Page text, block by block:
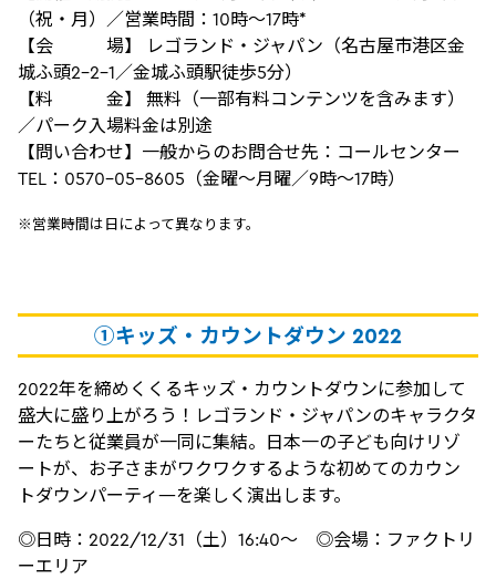
（祝・月）／営業時間：10時～17時*
【会 場】 レゴランド・ジャパン（名古屋市港区金
城ふ頭2-2-1／金城ふ頭駅徒歩5分）
【料 金】 無料（一部有料コンテンツを含みます）
／パーク入場料金は別途
【問い合わせ】一般からのお問合せ先：コールセンター
TEL：0570-05-8605（金曜～月曜／9時～17時）
※営業時間は日によって異なります。
①キッズ・カウントダウン 2022
2022年を締めくくるキッズ・カウントダウンに参加して
盛大に盛り上がろう！レゴランド・ジャパンのキャラクタ
ーたちと従業員が一同に集結。日本一の子ども向けリゾ
ートが、お子さまがワクワクするような初めてのカウン
トダウンパーティ―を楽しく演出します。
◎日時：2022/12/31（土）16:40～ ◎会場：ファクトリ
ーエリア